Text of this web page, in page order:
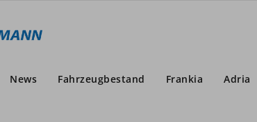
News Fahrzeugbestand Frankia Adria